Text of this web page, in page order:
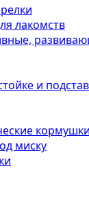
лакомств
и
кормушки
миску